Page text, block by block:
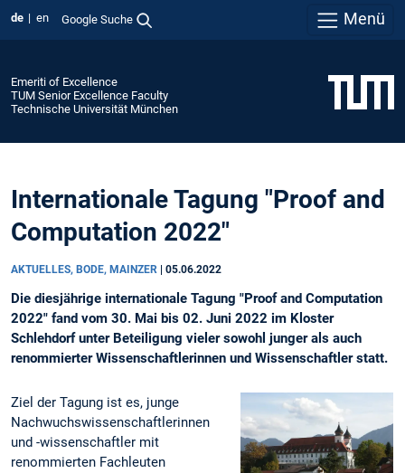
de en Google Suche Menü
Emeriti of Excellence
TUM Senior Excellence Faculty
Technische Universität München
Internationale Tagung "Proof and
Computation 2022"
AKTUELLES, BODE, MAINZER 05.06.2022
Die diesjährige internationale Tagung "Proof and Computation
2022" fand vom 30. Mai bis 02. Juni 2022 im Kloster
Schlehdorf unter Beteiligung vieler sowohl junger als auch
renommierter Wissenschaftlerinnen und Wissenschaftler statt.
Ziel der Tagung ist es, junge
Nachwuchswissenschaftlerinnen
und -wissenschaftler mit
renommierten Fachleuten